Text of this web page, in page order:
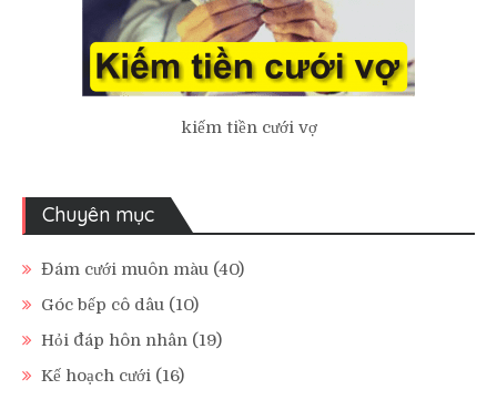
kiếm tiền cưới vợ
Chuyên mục
Đám cưới muôn màu (40)
Góc bếp cô dâu (10)
Hỏi đáp hôn nhân (19)
Kế hoạch cưới (16)